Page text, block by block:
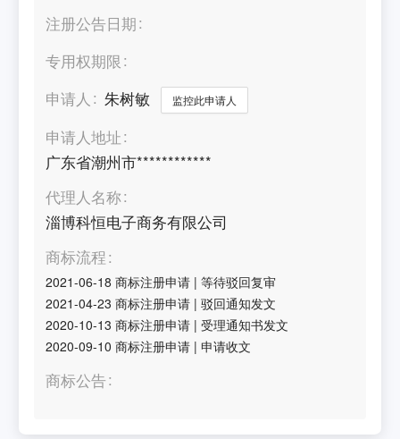
注册公告日期
专用权期限
申请人
朱树敏 监控此申请人
申请人地址
广东省潮州市************
代理人名称
淄博科恒电子商务有限公司
商标流程
2021-06-18 商标注册申请 |等待驳回复审
2021-04-23 商标注册申请 |驳回通知发文
2020-10-13 商标注册申请 |受理通知书发文
2020-09-10 商标注册申请 |申请收文
商标公告